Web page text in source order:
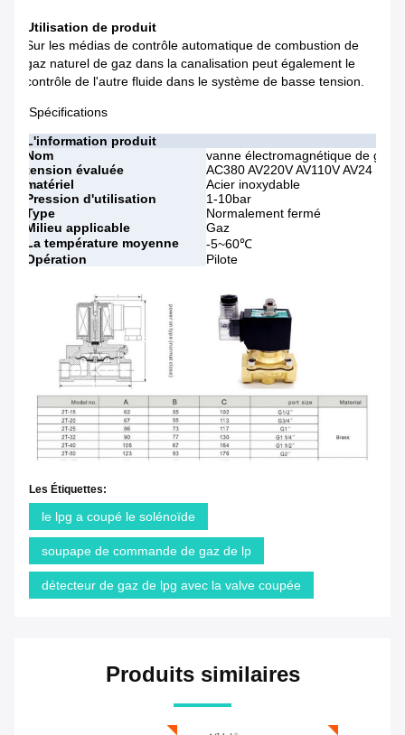
Utilisation de produit
Sur les médias de contrôle automatique de combustion de
gaz naturel de gaz dans la canalisation peut également le
contrôle de l'autre fluide dans le système de basse tension.
Spécifications
L'information produit
Nom
vanne électromagnétique de gaz
tension évaluée
AC380 AV220V AV110V AV24
matériel
Acier inoxydable
Pression d'utilisation
1-10bar
Type
Normalement fermé
Milieu applicable
Gaz
La température moyenne
-5~60℃
Opération
Pilote
Les Étiquettes:
le lpg a coupé le solénoïde
soupape de commande de gaz de lp
détecteur de gaz de lpg avec la valve coupée
Produits similaires